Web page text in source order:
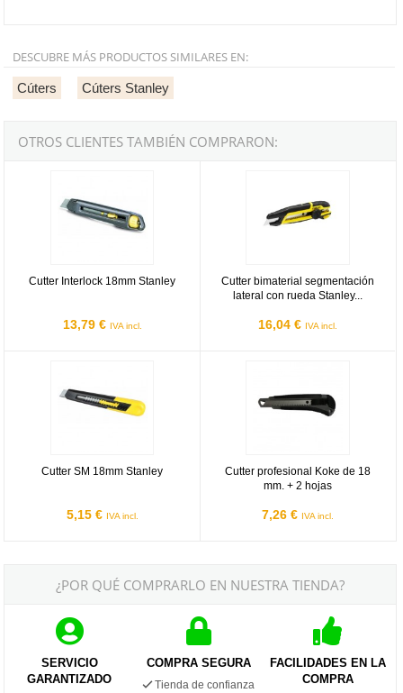
DESCUBRE MÁS PRODUCTOS SIMILARES EN:
Cúters Cúters Stanley
OTROS CLIENTES TAMBIÉN COMPRARON:
Cutter Interlock 18mm Stanley
13,79 € IVA incl.
Cutter bimaterial segmentación
lateral con rueda Stanley...
16,04 € IVA incl.
Cutter SM 18mm Stanley
5,15 € IVA incl.
Cutter profesional Koke de 18
mm. + 2 hojas
7,26 € IVA incl.
¿POR QUÉ COMPRARLO EN NUESTRA TIENDA?
SERVICIO
GARANTIZADO
COMPRA SEGURA
Tienda de confianza
FACILIDADES EN LA
COMPRA